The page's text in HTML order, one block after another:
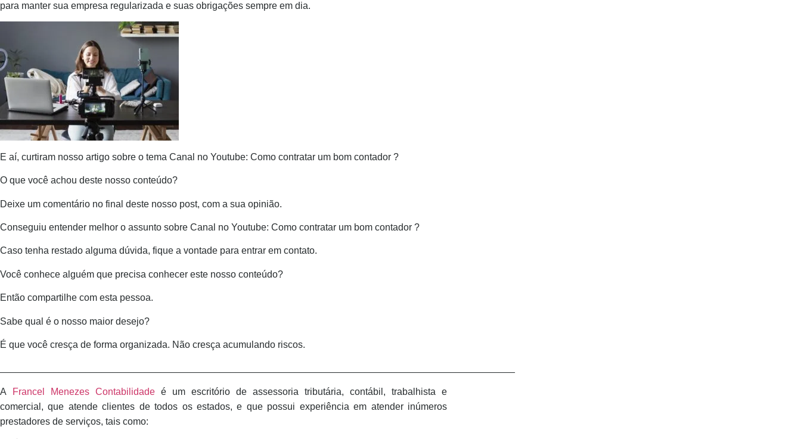
para manter sua empresa regularizada e suas obrigações sempre em dia.
E aí, curtiram nosso artigo sobre o tema Canal no Youtube: Como contratar um bom contador ?
O que você achou deste nosso conteúdo?
Deixe um comentário no final deste nosso post, com a sua opinião.
Conseguiu entender melhor o assunto sobre Canal no Youtube: Como contratar um bom contador ?
Caso tenha restado alguma dúvida, fique a vontade para entrar em contato.
Você conhece alguém que precisa conhecer este nosso conteúdo?
Então compartilhe com esta pessoa.
Sabe qual é o nosso maior desejo?
É que você cresça de forma organizada. Não cresça acumulando riscos.
A Francel Menezes Contabilidade é um escritório de assessoria tributária, contábil, trabalhista e
comercial, que atende clientes de todos os estados, e que possui experiência em atender inúmeros
prestadores de serviços, tais como: